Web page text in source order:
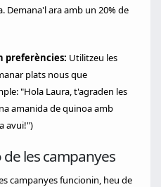
ara amb un 20% de
preferències: Utilitzeu les
plats nous que
"Hola Laura, t'agraden les
amanida de quinoa amb
avui!")
les campanyes
campanyes funcionin, heu de